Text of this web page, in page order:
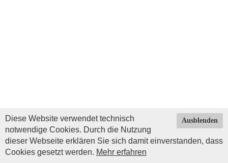
Ausblenden
Diese Website verwendet technisch
notwendige Cookies. Durch die Nutzung
dieser Webseite erklären Sie sich damit einverstanden, dass
Cookies gesetzt werden. Mehr erfahren